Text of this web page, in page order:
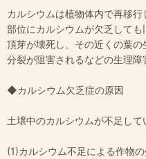
カルシウムは植物体内で再移
部位にカルシウムが欠乏して
頂芽が壊死し、その近くの葉
分裂が阻害されるなどの生理障
◆カルシウム欠乏症の原因
土壌中のカルシウムが不足して
(1)カルシウム不足による作物